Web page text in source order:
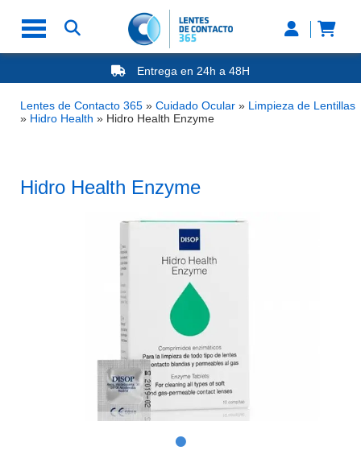
Entrega en 24h a 48H
-20% Gafas de Lectura
Nº1 en Opinión de los Clientes
Lentes de Contacto 365 » Cuidado Ocular » Limpieza de Lentillas
» Hidro Health » Hidro Health Enzyme
Hidro Health Enzyme